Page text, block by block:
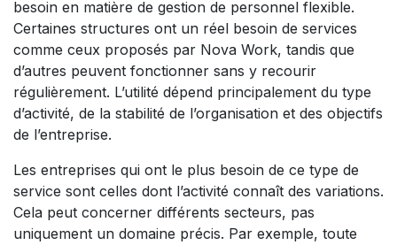
besoin en matière de gestion de personnel flexible.
Certaines structures ont un réel besoin de services
comme ceux proposés par Nova Work, tandis que
d’autres peuvent fonctionner sans y recourir
régulièrement. L’utilité dépend principalement du type
d’activité, de la stabilité de l’organisation et des objectifs
de l’entreprise.
Les entreprises qui ont le plus besoin de ce type de
service sont celles dont l’activité connaît des variations.
Cela peut concerner différents secteurs, pas
uniquement un domaine précis. Par exemple, toute